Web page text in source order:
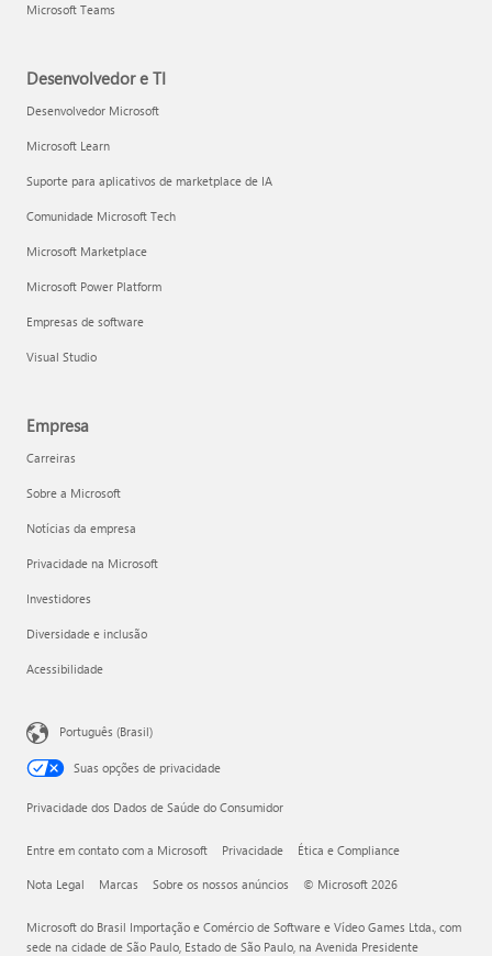
Microsoft Teams
Desenvolvedor e TI
Desenvolvedor Microsoft
Microsoft Learn
Suporte para aplicativos de marketplace de IA
Comunidade Microsoft Tech
Microsoft Marketplace
Microsoft Power Platform
Empresas de software
Visual Studio
Empresa
Carreiras
Sobre a Microsoft
Notícias da empresa
Privacidade na Microsoft
Investidores
Diversidade e inclusão
Acessibilidade
Português (Brasil)
Suas opções de privacidade
Privacidade dos Dados de Saúde do Consumidor
Entre em contato com a Microsoft Privacidade Ética e Compliance
Nota Legal Marcas Sobre os nossos anúncios © Microsoft 2026
Microsoft do Brasil Importação e Comércio de Software e Vídeo Games Ltda., com
sede na cidade de São Paulo, Estado de São Paulo, na Avenida Presidente